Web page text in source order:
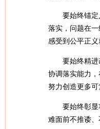
要始终锚
落实，问题在
感受到公平正义
要始终精
协调落实能力
努力创造更多可
要始终彰
难面前不推诿